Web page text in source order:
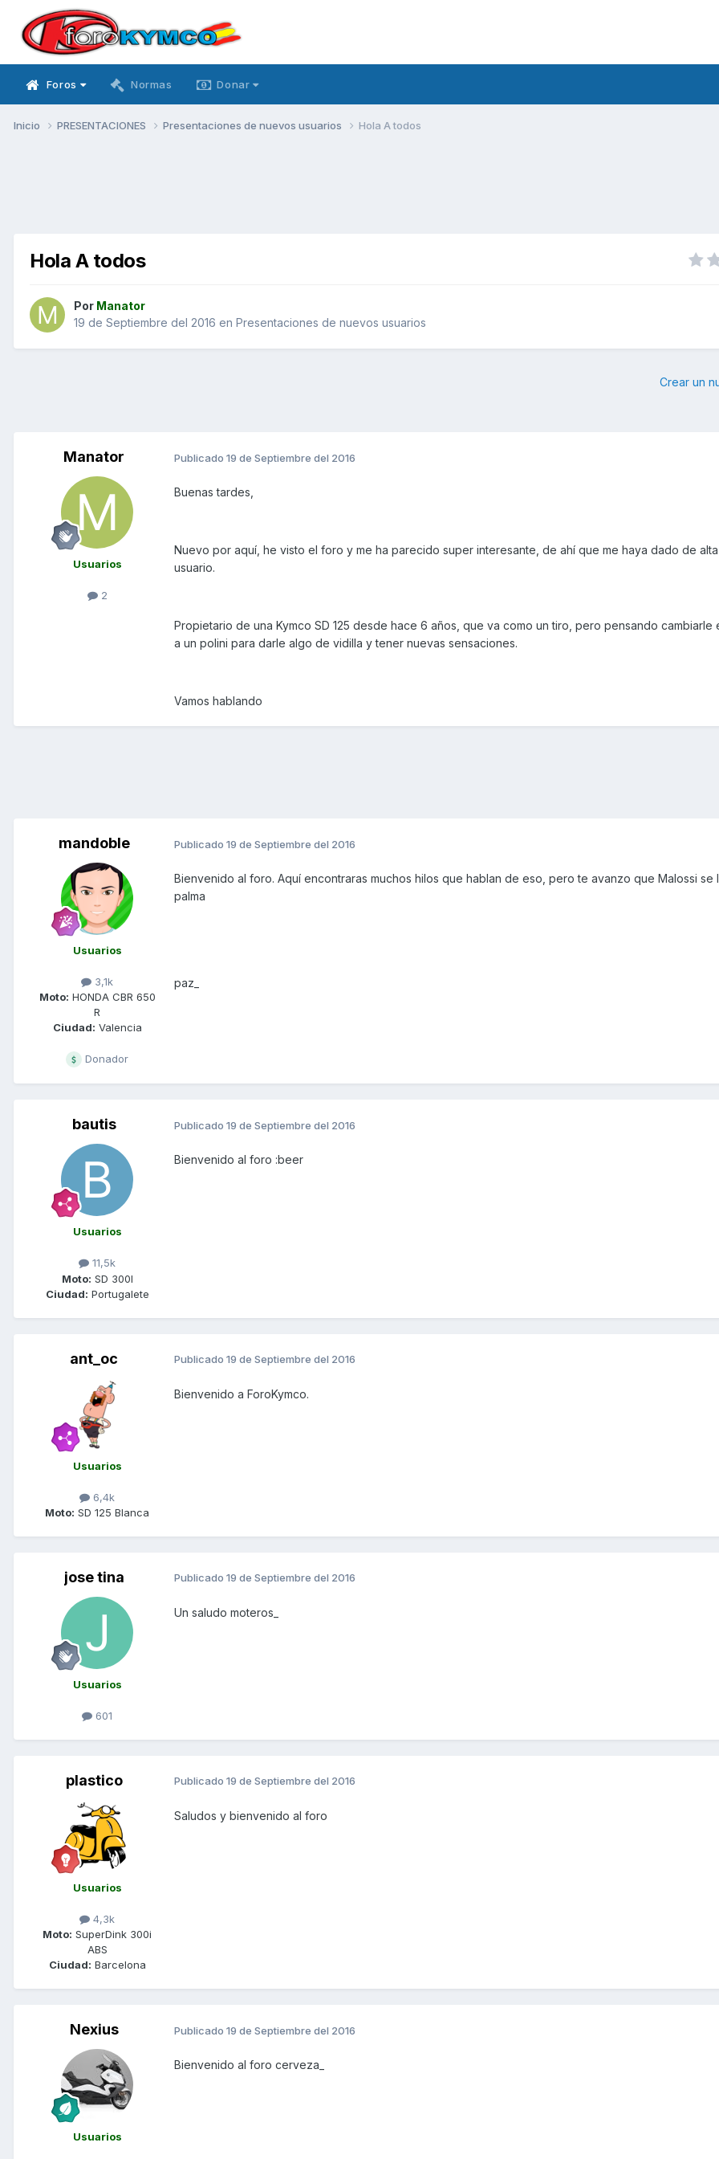
Foros Normas Donar
Inicio PRESENTACIONES Presentaciones de nuevos usuarios Hola A todos
Hola A todos
Por Manator
19 de Septiembre del 2016 en Presentaciones de nuevos usuarios
Crear un
Manator
Usuarios
2
Publicado 19 de Septiembre del 2016
Buenas tardes,
Nuevo por aquí, he visto el foro y me ha parecido super interesante, de ahí que me haya dado de
usuario.
Propietario de una Kymco SD 125 desde hace 6 años, que va como un tiro, pero pensando cambiarle
a un polini para darle algo de vidilla y tener nuevas sensaciones.
Vamos hablando
mandoble
Usuarios
3,1k
Moto: HONDA CBR 650
R
Ciudad: Valencia
Donador
Publicado 19 de Septiembre del 2016
Bienvenido al foro. Aquí encontraras muchos hilos que hablan de eso, pero te avanzo que Malossi se
palma
paz_
bautis
Usuarios
11,5k
Moto: SD 300I
Ciudad: Portugalete
Publicado 19 de Septiembre del 2016
Bienvenido al foro :beer
ant_oc
Usuarios
6,4k
Moto: SD 125 Blanca
Publicado 19 de Septiembre del 2016
Bienvenido a ForoKymco.
jose tina
Usuarios
601
Publicado 19 de Septiembre del 2016
Un saludo moteros_
plastico
Usuarios
4,3k
Moto: SuperDink 300i
ABS
Ciudad: Barcelona
Publicado 19 de Septiembre del 2016
Saludos y bienvenido al foro
Nexius
Usuarios
Publicado 19 de Septiembre del 2016
Bienvenido al foro cerveza_